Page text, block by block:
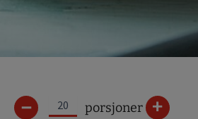
porsjoner
– +